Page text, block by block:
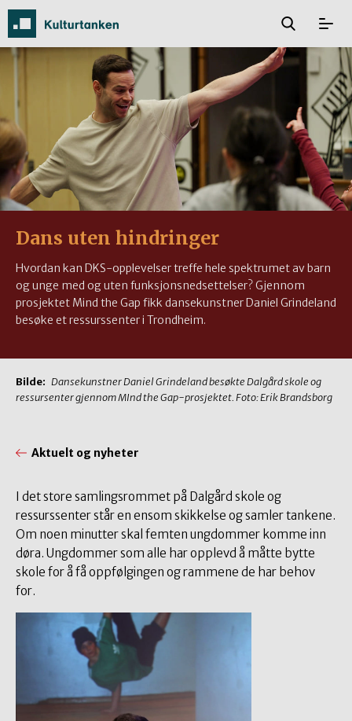
Dans uten hindringer
Hvordan kan DKS-opplevelser treffe hele spektrumet av barn
og unge med og uten funksjonsnedsettelser? Gjennom
prosjektet Mind the Gap fikk dansekunstner Daniel Grindeland
besøke et ressurssenter i Trondheim.
Bilde: Dansekunstner Daniel Grindeland besøkte Dalgård skole og
ressursenter gjennom MInd the Gap-prosjektet. Foto: Erik Brandsborg
Aktuelt og nyheter
I det store samlingsrommet på Dalgård skole og
ressurssenter står en ensom skikkelse og samler tankene.
Om noen minutter skal femten ungdommer komme inn
døra. Ungdommer som alle har opplevd å måtte bytte
skole for å få oppfølgingen og rammene de har behov
for.